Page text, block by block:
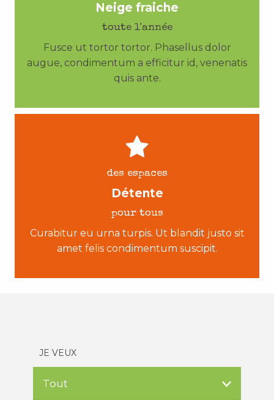
Neige fraiche
toute l'année
Fusce ut tortor tortor. Phasellus dolor
augue, condimentum a efficitur id, venenatis
quis ante.
des espaces
Détente
pour tous
Curabitur eu urna turpis. Ut blandit justo sit
amet felis condimentum suscipit.
JE VEUX